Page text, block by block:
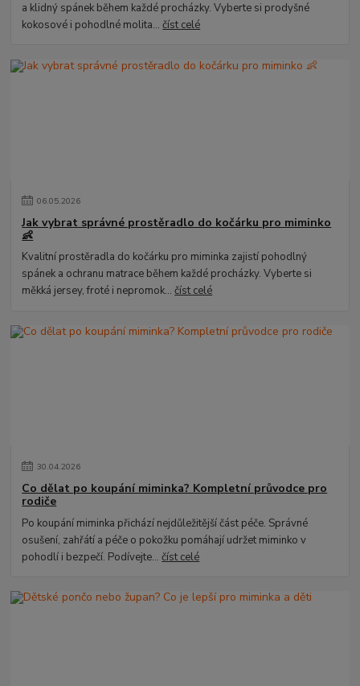
a klidný spánek během každé procházky. Vyberte si prodyšné
kokosové i pohodlné molita...číst celé
06.05.2026
Jak vybrat správné prostěradlo do kočárku pro miminko
👶
Kvalitní prostěradla do kočárku pro miminka zajistí pohodlný
spánek a ochranu matrace během každé procházky. Vyberte si
měkká jersey, froté i nepromok...číst celé
30.04.2026
Co dělat po koupání miminka? Kompletní průvodce pro
rodiče
Po koupání miminka přichází nejdůležitější část péče. Správné
osušení, zahřátí a péče o pokožku pomáhají udržet miminko v
pohodlí i bezpečí. Podívejte...číst celé